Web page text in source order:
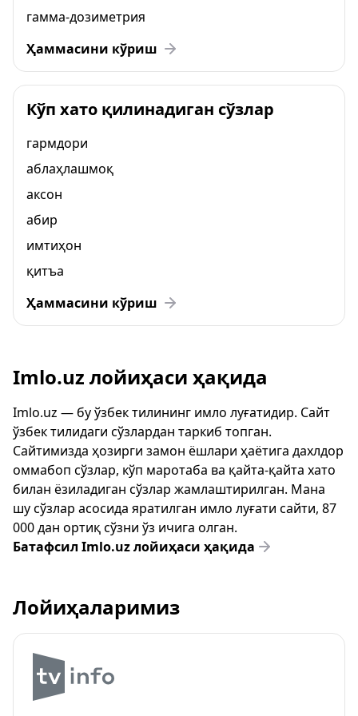
гамма-дозиметрия
Ҳаммасини кўриш
Кўп хато қилинадиган сўзлар
гармдори
аблаҳлашмоқ
аксон
абир
имтиҳон
қитъа
Ҳаммасини кўриш
Imlo.uz лойиҳаси ҳақида
Imlo.uz — бу ўзбек тилининг имло луғатидир. Сайт
ўзбек тилидаги сўзлардан таркиб топган.
Сайтимизда ҳозирги замон ёшлари ҳаётига дахлдор
оммабоп сўзлар, кўп маротаба ва қайта-қайта хато
билан ёзиладиган сўзлар жамлаштирилган. Мана
шу сўзлар асосида яратилган имло луғати сайти, 87
000 дан ортиқ сўзни ўз ичига олган.
Батафсил Imlo.uz лойиҳаси ҳақида
Лойиҳаларимиз